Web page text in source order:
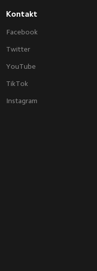
Kontakt
Facebook
Twitter
YouTube
TikTok
Instagram